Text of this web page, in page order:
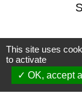
This site uses
to activate
OK, accept all